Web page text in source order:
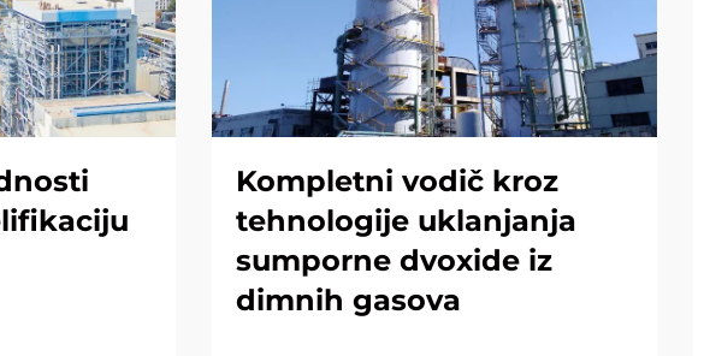
Kompletni vodič kroz
tehnologije uklanjanja
sumporne dvoxide iz
dimnih gasova